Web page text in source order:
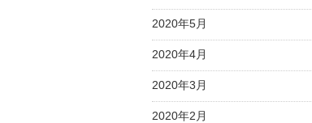
2020年5月
2020年4月
2020年3月
2020年2月